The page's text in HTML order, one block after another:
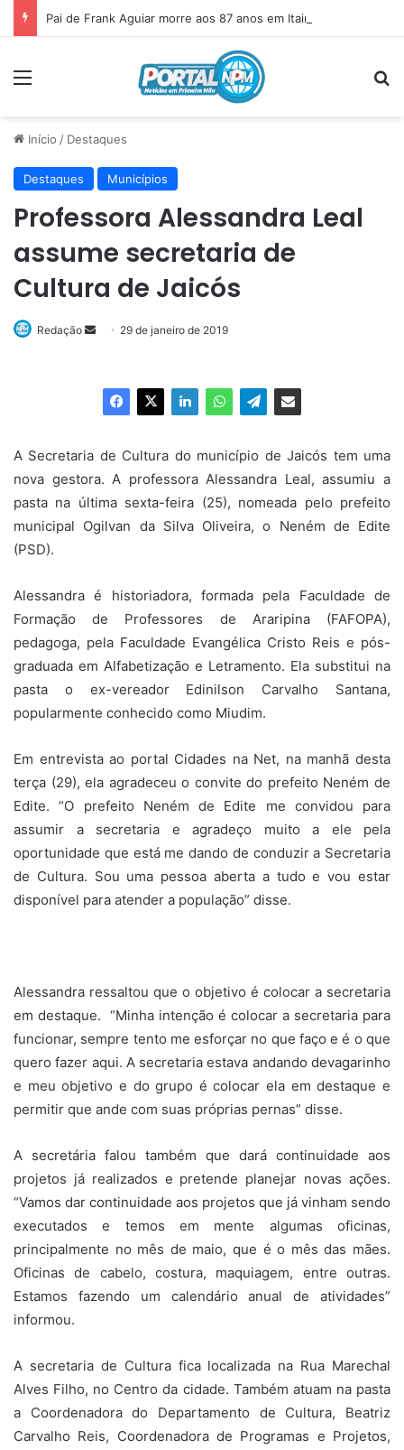
Pai de Frank Aguiar morre aos 87 anos em Itainópolis
Início / Destaques
Destaques Municípios
Professora Alessandra Leal
assume secretaria de
Cultura de Jaicós
Redação
Mande
mail
29 de janeiro de 2019
A Secretaria de Cultura do município de Jaicós tem uma
nova gestora. A professora Alessandra Leal, assumiu a
pasta na última sexta-feira (25), nomeada pelo prefeito
municipal Ogilvan da Silva Oliveira, o Neném de Edite
(PSD).
Alessandra é historiadora, formada pela Faculdade de
Formação de Professores de Araripina (FAFOPA),
pedagoga, pela Faculdade Evangélica Cristo Reis e pós-
graduada em Alfabetização e Letramento. Ela substitui na
pasta o ex-vereador Edinilson Carvalho Santana,
popularmente conhecido como Miudim.
Em entrevista ao portal Cidades na Net, na manhã desta
terça (29), ela agradeceu o convite do prefeito Neném de
Edite. “O prefeito Neném de Edite me convidou para
assumir a secretaria e agradeço muito a ele pela
oportunidade que está me dando de conduzir a Secretaria
de Cultura. Sou uma pessoa aberta a tudo e vou estar
disponível para atender a população” disse.
Alessandra ressaltou que o objetivo é colocar a secretaria
em destaque. “Minha intenção é colocar a secretaria para
funcionar, sempre tento me esforçar no que faço e é o que
quero fazer aqui. A secretaria estava andando devagarinho
e meu objetivo e do grupo é colocar ela em destaque e
permitir que ande com suas próprias pernas” disse.
A secretária falou também que dará continuidade aos
projetos já realizados e pretende planejar novas ações.
“Vamos dar continuidade aos projetos que já vinham sendo
executados e temos em mente algumas oficinas,
principalmente no mês de maio, que é o mês das mães.
Oficinas de cabelo, costura, maquiagem, entre outras.
Estamos fazendo um calendário anual de atividades”
informou.
A secretaria de Cultura fica localizada na Rua Marechal
Alves Filho, no Centro da cidade. Também atuam na pasta
a Coordenadora do Departamento de Cultura, Beatriz
Carvalho Reis, Coordenadora de Programas e Projetos,